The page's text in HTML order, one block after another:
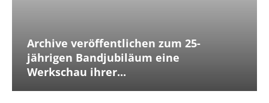
Archive veröffentlichen zum 25-
jährigen Bandjubiläum eine
Werkschau ihrer...